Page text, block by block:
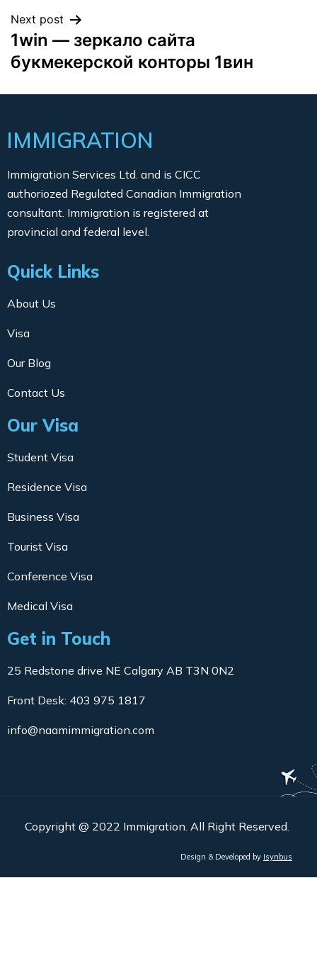
Next post
1win — зеркало сайта
букмекерской конторы 1вин
IMMIGRATION
Immigration Services Ltd. and is CICC
authoriozed Regulated Canadian Immigration
consultant. Immigration is registered at
provincial and federal level.
Quick Links
About Us
Visa
Our Blog
Contact Us
Our Visa
Student Visa
Residence Visa
Business Visa
Tourist Visa
Conference Visa
Medical Visa
Get in Touch
25 Redstone drive NE Calgary AB T3N 0N2
Front Desk: 403 975 1817
info@naamimmigration.com
Copyright @ 2022 Immigration. All Right Reserved.
Design & Developed by Isynbus